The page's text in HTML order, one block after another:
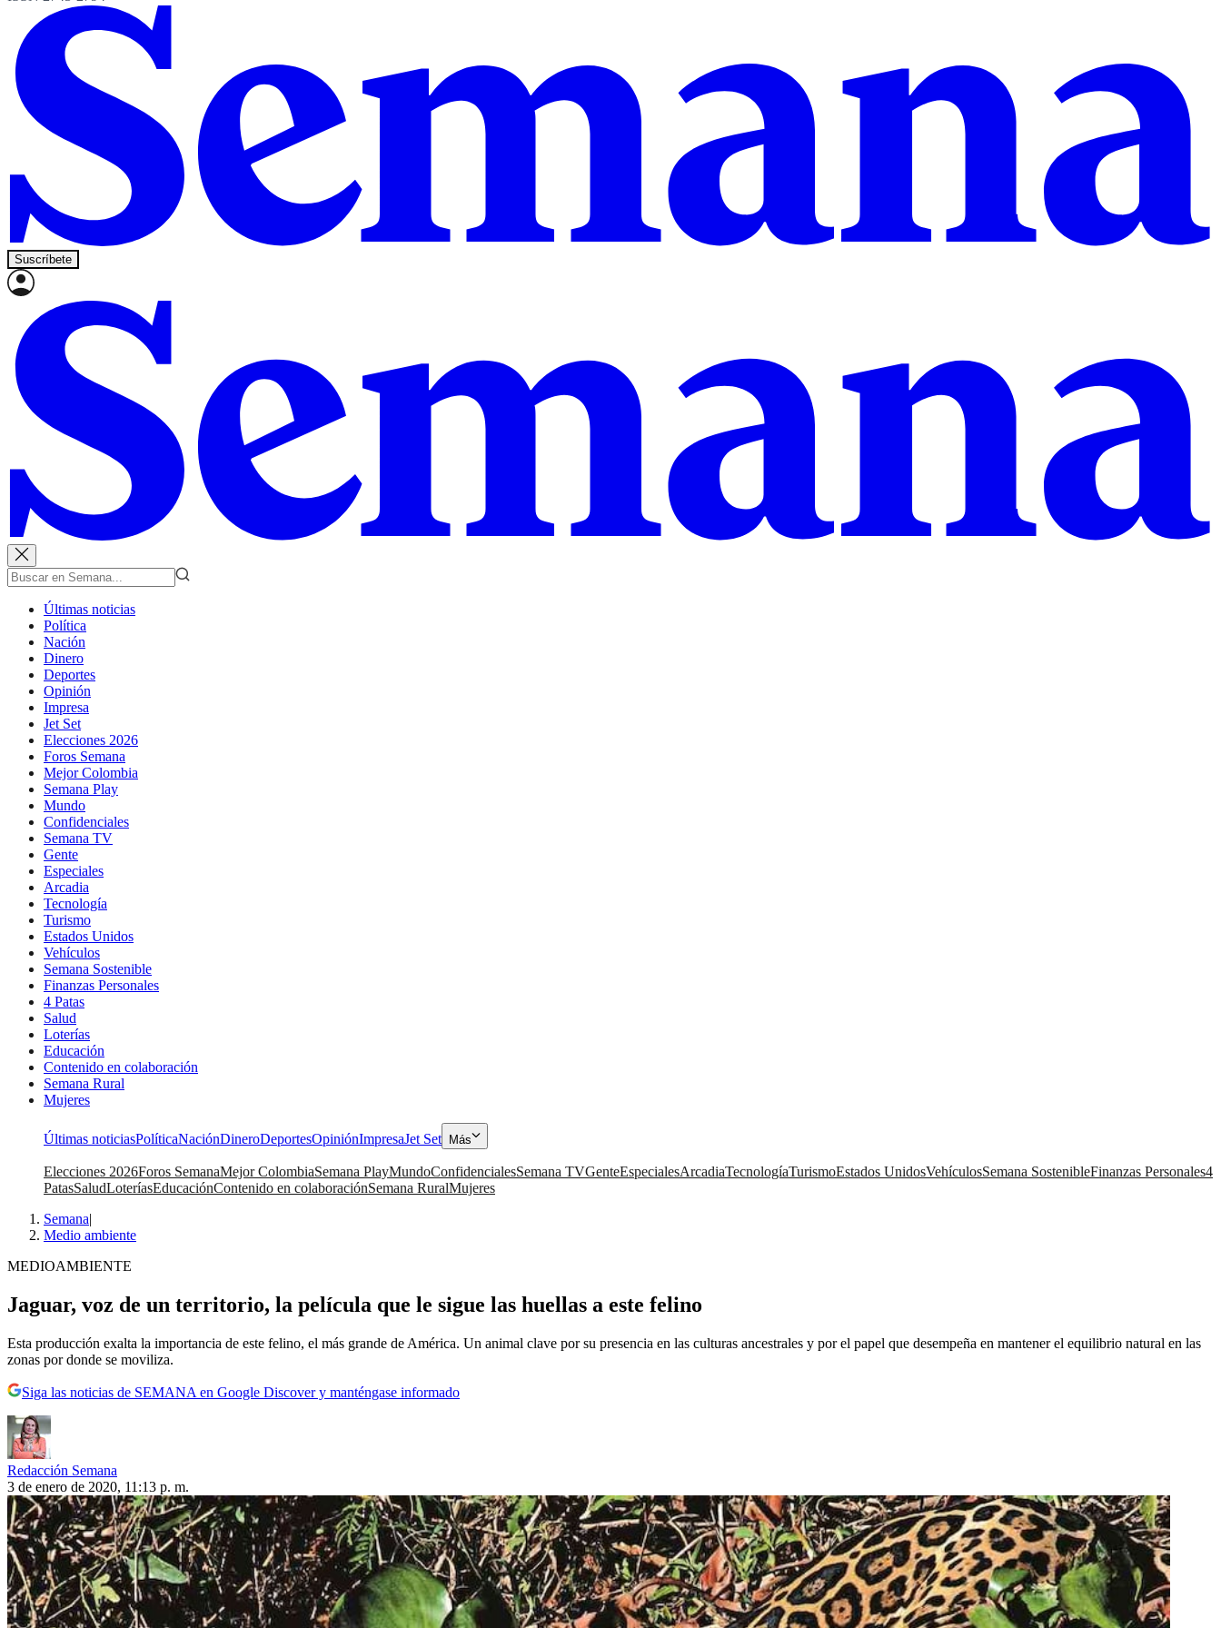
Suscríbete
Últimas noticias
Política
Nación
Dinero
Deportes
Opinión
Impresa
Jet Set
Elecciones 2026
Foros Semana
Mejor Colombia
Semana Play
Mundo
Confidenciales
Semana TV
Gente
Especiales
Arcadia
Tecnología
Turismo
Estados Unidos
Vehículos
Semana Sostenible
Finanzas Personales
4 Patas
Salud
Loterías
Educación
Contenido en colaboración
Semana Rural
Mujeres
Últimas noticiasPolíticaNaciónDineroDeportesOpiniónImpresaJet Set Más
Elecciones 2026Foros SemanaMejor ColombiaSemana PlayMundoConfidencialesSemana TVGenteEspecialesArcadiaTecnologíaTurismoEstados UnidosVehículosSemana SostenibleFinanzas Personales4
PatasSaludLoteríasEducaciónContenido en colaboraciónSemana RuralMujeres
Semana|
Medio ambiente
MEDIOAMBIENTE
Jaguar, voz de un territorio, la película que le sigue las huellas a este felino
Esta producción exalta la importancia de este felino, el más grande de América. Un animal clave por su presencia en las culturas ancestrales y por el papel que desempeña en mantener el equilibrio natural en las
zonas por donde se moviliza.
Siga las noticias de SEMANA en Google Discover y manténgase informado
Redacción Semana
3 de enero de 2020, 11:13 p. m.